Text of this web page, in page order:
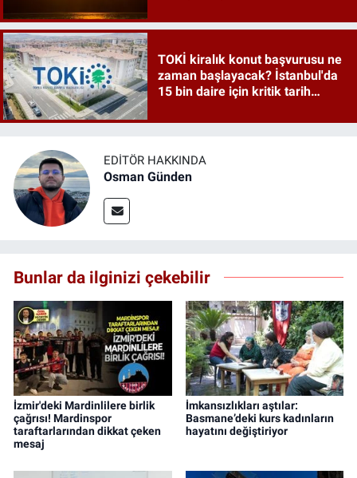
TOKİ kiralık konut başvurusu ne
zaman başlayacak? İstanbul'da
15 bin daire için kritik tarih
EDITÖR HAKKINDA
Osman Günden
Bunlar da ilginizi çekebilir
İzmir'deki Mardinlilere birlik
çağrısı! Mardinspor
taraftarlarından dikkat çeken
mesaj
İmkansızlıkları aştılar:
Basmane’deki kurs kadınların
hayatını değiştiriyor